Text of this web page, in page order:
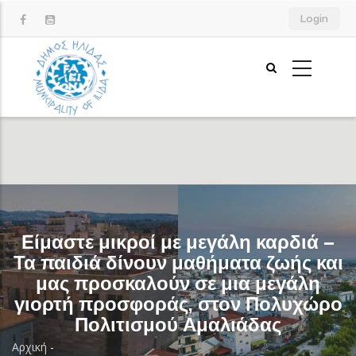
προς
περιεχόμενο
Login
Είμαστε μικροί με μεγάλη καρδιά –
Τα παιδιά δίνουν μαθήματα ζωής και
μας προσκαλούν σε μια μεγάλη
γιορτή προσφοράς, στον Πολυχώρο
Πολιτισμού Αμαλιάδας
Αρχική -